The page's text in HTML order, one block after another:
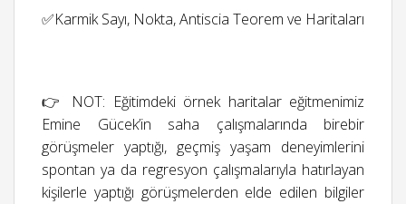
✅Karmik Sayı, Nokta, Antiscia Teorem ve Haritaları
👉 NOT: Eğitimdeki örnek haritalar eğitmenimiz
Emine Gücek’in saha çalışmalarında birebir
görüşmeler yaptığı, geçmiş yaşam deneyimlerini
spontan ya da regresyon çalışmalarıyla hatırlayan
kişilerle yaptığı görüşmelerden elde edilen bilgiler